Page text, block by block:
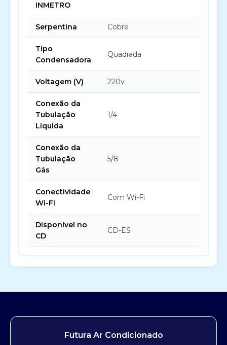
INMETRO
Serpentina Cobre
Tipo
Condensadora
Quadrada
Voltagem (V) 220v
Conexão da
Tubulação
Líquida
1/4
Conexão da
Tubulação
Gás
5/8
Conectividade
Wi-FI
Com Wi-Fi
Disponível no
CD
CD-ES
Futura Ar Condicionado